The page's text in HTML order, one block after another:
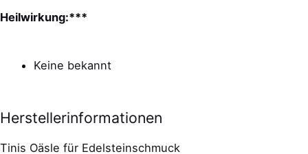
Heilwirkung:***
Keine bekannt
Herstellerinformationen
Tinis Oäsle für Edelsteinschmuck